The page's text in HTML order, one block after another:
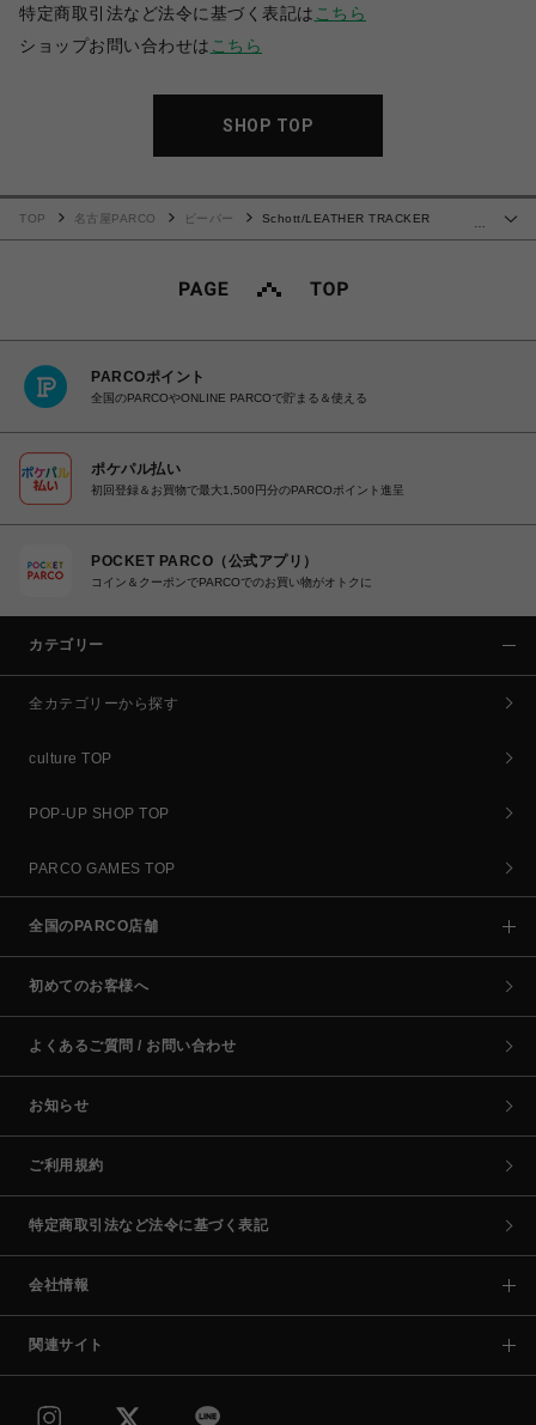
特定商取引法など法令に基づく表記は こちら
ショップお問い合わせは こちら
SHOP TOP
…
TOP 名古屋PARCO ビーバー
Schott/LEATHER TRACKER
PARCOポイント
全国のPARCOやONLINE PARCOで貯まる＆使える
ポケパル払い
初回登録＆お買物で最大1,500円分のPARCOポイント進呈
POCKET PARCO（公式アプリ）
コイン＆クーポンでPARCOでのお買い物がオトクに
カテゴリー
全カテゴリーから探す
culture TOP
POP-UP SHOP TOP
PARCO GAMES TOP
全国のPARCO店舗
初めてのお客様へ
よくあるご質問 / お問い合わせ
お知らせ
ご利用規約
特定商取引法など法令に基づく表記
会社情報
関連サイト